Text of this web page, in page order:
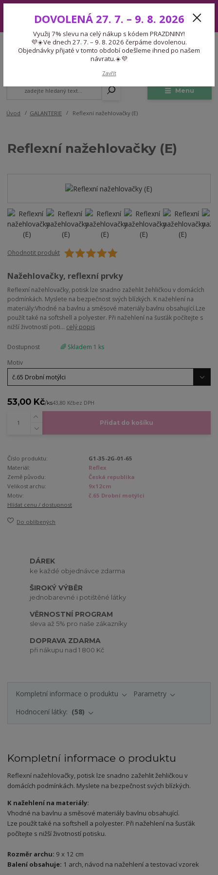
7. – 9. 8. 2026 čerpáme dovolenou. Objednávky přijaté v tomto období
odešleme ihned po našem návratu.☀️💜
Menu
CZK
Expedice 775 866 913
Po-Čt 9-15:30 Pá 9-14:30 Pauza 13-13:45
Úvod GALANTERIE Reflexní nažehlovačky (E)
Reflexní nažehlovačky (E)
Ohodnotit produkt
Nažehlovačky, reflexní prvky
Reflexní nažehlovačky, potisk lze snadno zažehlit žehličkou v domácích
podmínkách. Myslete na bezpečnost svých blízkých. K nažehlení na
materiály:Vhodné na bavlnu a směsové materiály bavlnu obsahující.Lze
použít také na softshell a polyester. Při nažehlení na šusťák počítejte s
nižší životností poti... celý popis
Dostupnost
🌈 Skladem 1 ks
Motiv
53,00 Kč/ks43,80 Kčbez DPH
Přidat do košíku
Číslo produktu:
G1-35-2G-01-65
Materiál:
Reflex
Země původu:
Česká republika
Velikost archu:
9x12cm
Motiv:
č.65 Drobní motýlci
Hlídat cenu / dostupnost
Do oblíbených
DÁREK
ke každé objednávce zdarma
ŠIROKÝ VÝBĚR
jednobarevné i potištěné látky
VĚRNOSTNÍ PROGRAM
sleva až 5% pro naše zákazníky
DOPRAVA ZDARMA
při nákupu nad 1 800 Kč
Kompletní informace o produktu
Parametry
Hodnocení látky:
58
Kompletní informace o produktu
Reflexní nažehlovačky, potisk lze snadno zažehlit žehličkou v
domácích podmínkách. Myslete na bezpečnost svých blízkých.
K nažehlení na materiály:
Vhodné na bavlnu a směsové materiály bavlnu obsahující.
Lze použít také na softshell a polyester. Při nažehlení na šusťák
počítejte s nižší životností potisku.
Rozměr archu: 9 x 12 cm
Balení obsahuje: 1 arch, návod na nažehlení a testovací vzorek
DOVOLENÁ 27. 7. – 9. 8. 2026
Využij 7% slevu na celý nákup s kódem PRAZDNINY!
💜☀️Ve dnech 27. 7. – 9. 8. 2026 čerpáme dovolenou.
Objednávky přijaté v tomto období odešleme ihned po našem
návratu.☀️💜
Zavřít